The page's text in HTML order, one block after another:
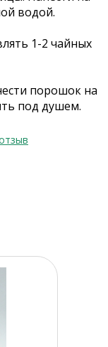
водой.
1-2 чайных
порошок на
под душем.